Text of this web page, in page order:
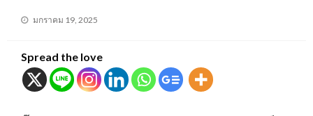
Posted
มกราคม 19, 2025
Spread the love